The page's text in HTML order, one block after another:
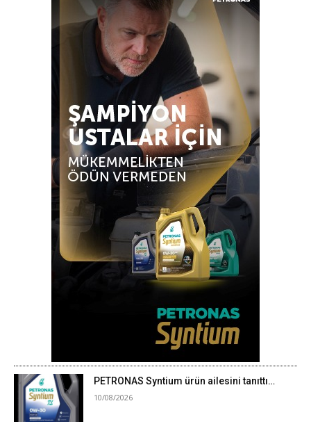
PETRONAS Syntium ürün ailesini tanıttı…
10/08/2026